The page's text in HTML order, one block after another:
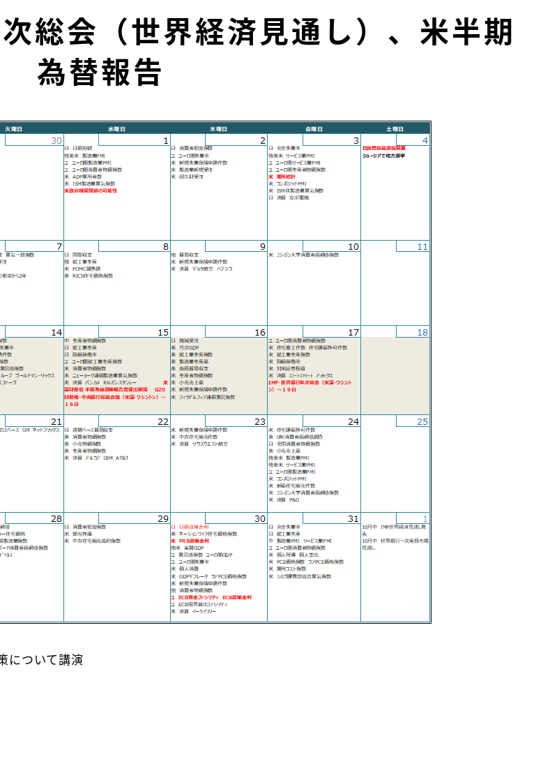
総会（世界経済見通し）、米半期
為替報告
について講演